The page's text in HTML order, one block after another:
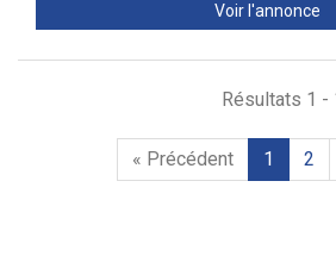
Voir l'annonce
Résultats 1 -
« Précédent 1 2